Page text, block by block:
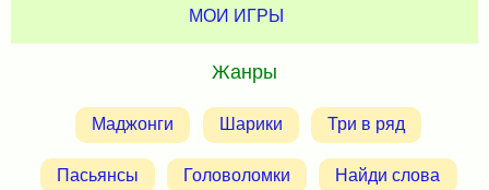
МОИ ИГРЫ
Жанры
Маджонги Шарики Три в ряд
Пасьянсы Головоломки Найди слова